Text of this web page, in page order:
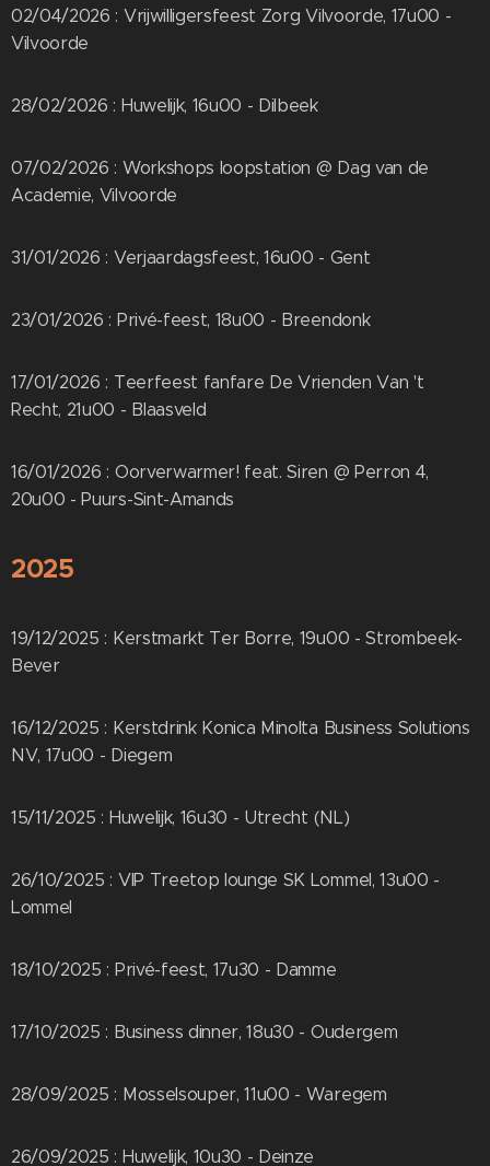
02/04/2026 : Vrijwilligersfeest Zorg Vilvoorde, 17u00 -
Vilvoorde
28/02/2026 : Huwelijk, 16u00 - Dilbeek
07/02/2026 : Workshops loopstation @ Dag van de
Academie, Vilvoorde
31/01/2026 : Verjaardagsfeest, 16u00 - Gent
23/01/2026 : Privé-feest, 18u00 - Breendonk
17/01/2026 : Teerfeest fanfare De Vrienden Van 't
Recht, 21u00 - Blaasveld
16/01/2026 : Oorverwarmer! feat. Siren @ Perron 4,
20u00 - Puurs-Sint-Amands
2025
19/12/2025 : Kerstmarkt Ter Borre, 19u00 - Strombeek-
Bever
16/12/2025 : Kerstdrink Konica Minolta Business Solutions
NV, 17u00 - Diegem
15/11/2025 : Huwelijk, 16u30 - Utrecht (NL)
26/10/2025 : VIP Treetop lounge SK Lommel, 13u00 -
Lommel
18/10/2025 : Privé-feest, 17u30 - Damme
17/10/2025 : Business dinner, 18u30 - Oudergem
28/09/2025 : Mosselsouper, 11u00 - Waregem
26/09/2025 : Huwelijk, 10u30 - Deinze